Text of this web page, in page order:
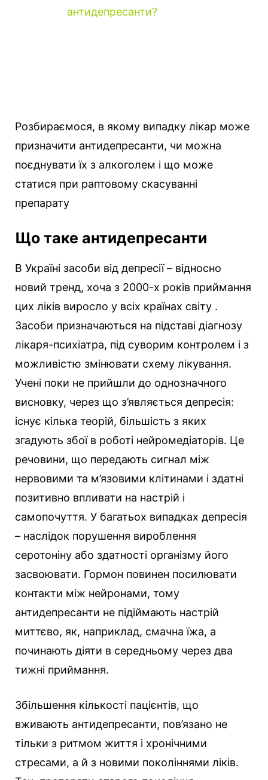
антидепресанти?
Розбираємося, в якому випадку лікар може
призначити антидепресанти, чи можна
поєднувати їх з алкоголем і що може
статися при раптовому скасуванні
препарату
Що таке антидепресанти
В Україні засоби від депресії – відносно
новий тренд, хоча з 2000-х років приймання
цих ліків виросло у всіх країнах світу .
Засоби призначаються на підставі діагнозу
лікаря-психіатра, під суворим контролем і з
можливістю змінювати схему лікування.
Учені поки не прийшли до однозначного
висновку, через що з’являється депресія:
існує кілька теорій, більшість з яких
згадують збої в роботі нейромедіаторів. Це
речовини, що передають сигнал між
нервовими та м’язовими клітинами і здатні
позитивно впливати на настрій і
самопочуття. У багатьох випадках депресія
– наслідок порушення вироблення
серотоніну або здатності організму його
засвоювати. Гормон повинен посилювати
контакти між нейронами, тому
антидепресанти не підіймають настрій
миттєво, як, наприклад, смачна їжа, а
починають діяти в середньому через два
тижні приймання.
Збільшення кількості пацієнтів, що
вживають антидепресанти, пов’язано не
тільки з ритмом життя і хронічними
стресами, а й з новими поколіннями ліків.